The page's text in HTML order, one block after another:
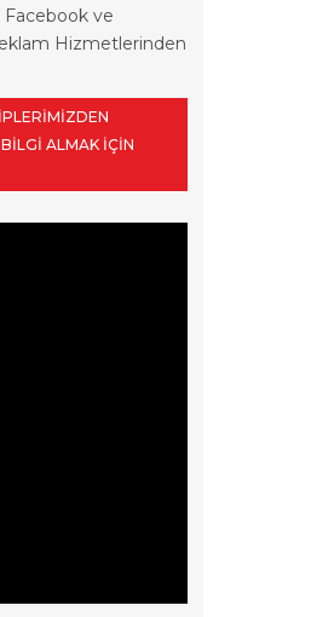
Facebook ve
Hizmetlerinden
BILGI ALMAK İÇIN